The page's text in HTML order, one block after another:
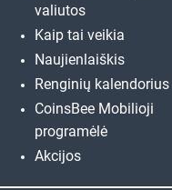
valiutos
Kaip tai veikia
Naujienlaiškis
Renginių kalendorius
CoinsBee Mobilioji
programėlė
Akcijos